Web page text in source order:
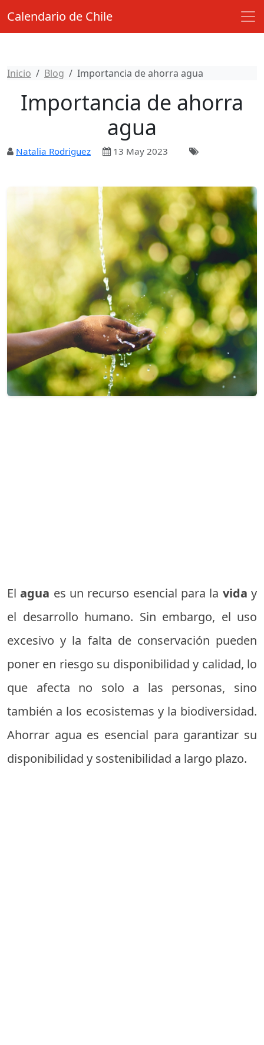
Calendario de Chile
Inicio Blog Importancia de ahorra agua
Importancia de ahorra
agua
Natalia Rodriguez 13 May 2023
Elagua es un recurso esencial para la viday
el desarrollo humano. Sin embargo, el uso
excesivo y la falta de conservación pueden
poner en riesgo su disponibilidad y calidad, lo
que afecta no solo a las personas, sino
también a los ecosistemas y la biodiversidad.
Ahorrar agua es esencial para garantizar su
disponibilidad y sostenibilidad a largo plazo.